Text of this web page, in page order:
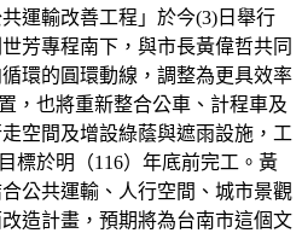
運輸改善工程」於今(3)日舉行
芳專程南下，與市長黃偉哲共同
環的圓環動線，調整為更具效率
，也將重新整合公車、計程車及
空間及增設綠蔭與遮雨設施，工
標於明（116）年底前完工。黃
公共運輸、人行空間、城市景觀
造計畫，預期將為台南市這個文